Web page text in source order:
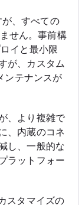
、すべての
せん。事前構
イと最小限
が、カスタム
ンテナンスが
、より複雑で
、内蔵のコネ
し、一般的な
ラットフォー
スタマイズの